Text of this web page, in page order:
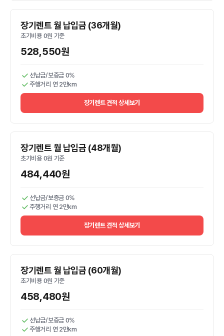
장기렌트 월 납입금 (36개월)
초기비용 0원 기준
528,550원
선납금/보증금 0%
주행거리 연 2만km
장기렌트 견적 상세보기
장기렌트 월 납입금 (48개월)
초기비용 0원 기준
484,440원
선납금/보증금 0%
주행거리 연 2만km
장기렌트 견적 상세보기
장기렌트 월 납입금 (60개월)
초기비용 0원 기준
458,480원
선납금/보증금 0%
주행거리 연 2만km